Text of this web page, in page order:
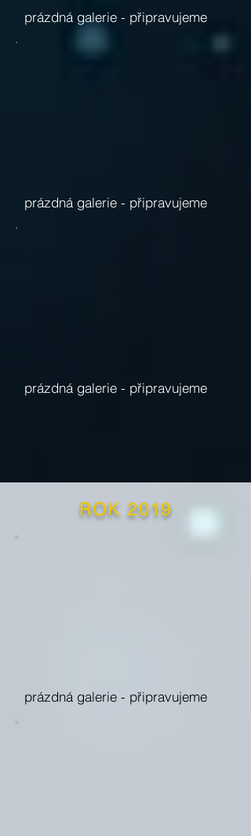
prázdná galerie - připravujeme
prázdná galerie - připravujeme
prázdná galerie - připravujeme
ROK 2019
prázdná galerie - připravujeme